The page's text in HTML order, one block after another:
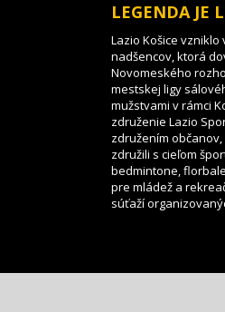
LEGENDA JE
Lazio Košice
nadšencov, ktorá
Novomeského
mestskej ligy
mužstvami v rámci
združenie Lazio
združením
združili s cieľom
bedmintone,
pre mládež a
súťaží